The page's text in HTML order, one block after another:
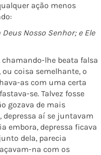
ação menos
Nosso Senhor; e Ele
lhe beata falsa
coisa semelhante, o
as com uma certa
se. Talvez fosse
gozava de mais
depressa aí se juntavam
embora, depressa ficava
dela, parecia
na com os